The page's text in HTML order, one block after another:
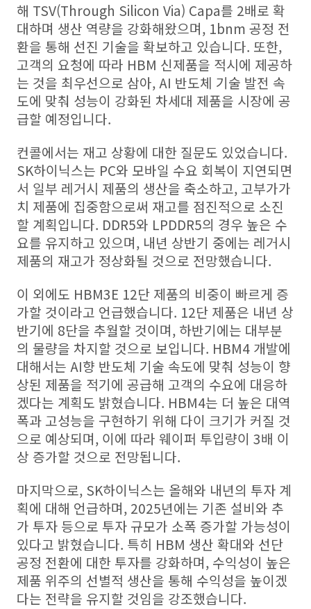
해 TSV(Through Silicon Via) Capa를 2배로 확
대하며 생산 역량을 강화해왔으며, 1bnm 공정 전
환을 통해 선진 기술을 확보하고 있습니다. 또한,
고객의 요청에 따라 HBM 신제품을 적시에 제공하
는 것을 최우선으로 삼아, AI 반도체 기술 발전 속
도에 맞춰 성능이 강화된 차세대 제품을 시장에 공
급할 예정입니다.
컨콜에서는 재고 상황에 대한 질문도 있었습니다.
SK하이닉스는 PC와 모바일 수요 회복이 지연되면
서 일부 레거시 제품의 생산을 축소하고, 고부가가
치 제품에 집중함으로써 재고를 점진적으로 소진
할 계획입니다. DDR5와 LPDDR5의 경우 높은 수
요를 유지하고 있으며, 내년 상반기 중에는 레거시
제품의 재고가 정상화될 것으로 전망했습니다.
이 외에도 HBM3E 12단 제품의 비중이 빠르게 증
가할 것이라고 언급했습니다. 12단 제품은 내년 상
반기에 8단을 추월할 것이며, 하반기에는 대부분
의 물량을 차지할 것으로 보입니다. HBM4 개발에
대해서는 AI향 반도체 기술 속도에 맞춰 성능이 향
상된 제품을 적기에 공급해 고객의 수요에 대응하
겠다는 계획도 밝혔습니다. HBM4는 더 높은 대역
폭과 고성능을 구현하기 위해 다이 크기가 커질 것
으로 예상되며, 이에 따라 웨이퍼 투입량이 3배 이
상 증가할 것으로 전망됩니다.
마지막으로, SK하이닉스는 올해와 내년의 투자 계
획에 대해 언급하며, 2025년에는 기존 설비와 추
가 투자 등으로 투자 규모가 소폭 증가할 가능성이
있다고 밝혔습니다. 특히 HBM 생산 확대와 선단
공정 전환에 대한 투자를 강화하며, 수익성이 높은
제품 위주의 선별적 생산을 통해 수익성을 높이겠
다는 전략을 유지할 것임을 강조했습니다.